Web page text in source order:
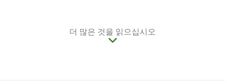
더 많은 것을 읽으십시오